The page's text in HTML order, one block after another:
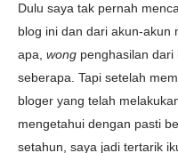
Dulu saya tak pernah
blog ini dan dari akun-akun
apa, wong penghasilan
seberapa. Tapi setelah
bloger yang telah
mengetahui dengan pasti
setahun, saya jadi tertarik